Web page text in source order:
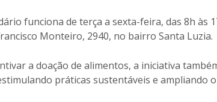
funciona de terça a sexta-feira, das 8h às
Monteiro, 2940, no bairro Santa Luzia.
a doação de alimentos, a iniciativa
práticas sustentáveis e ampliando